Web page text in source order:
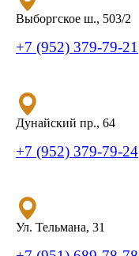
Выборгское ш., 503/2
+7 (952) 379-79-21
Дунайский пр., 64
+7 (952) 379-79-24
Ул. Тельмана, 31